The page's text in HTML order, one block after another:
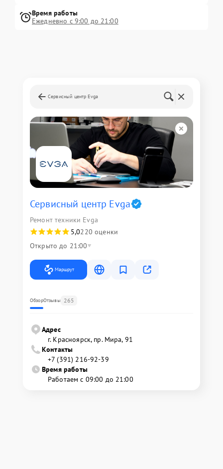
Время работы
Ежедневно с 9:00 до 21:00
Сервисный центр Evga
Сервисный центр Evga
Ремонт техники Evga
5,0220 оценки
Открыто до 21:00
Маршрут
ОбзорОтзывы 265
Адрес
г. Красноярск, ​пр. Мира, 91
Контакты
+7 (391) 216-92-39
Время работы
Работаем с 09:00 до 21:00